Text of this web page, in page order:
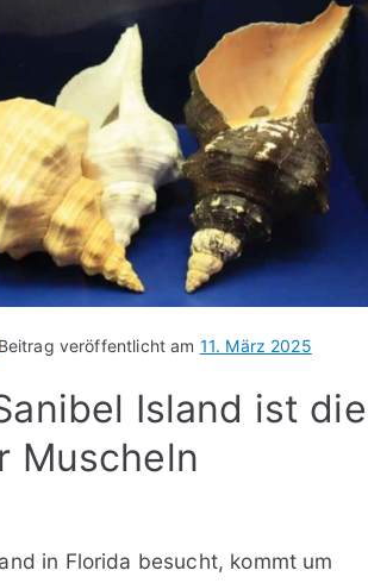
Beitrag veröffentlicht am 11. März 2025
Island ist die
Muscheln
in Florida besucht, kommt um